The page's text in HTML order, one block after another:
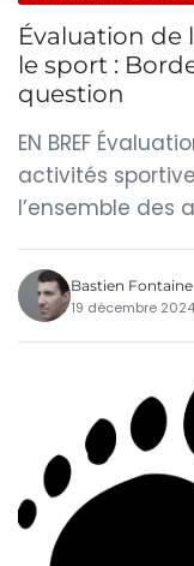
Évaluation de
le sport :
question
EN BREF
activités
l’ensemble des
Bastien Fontaine
19 décembre 2024